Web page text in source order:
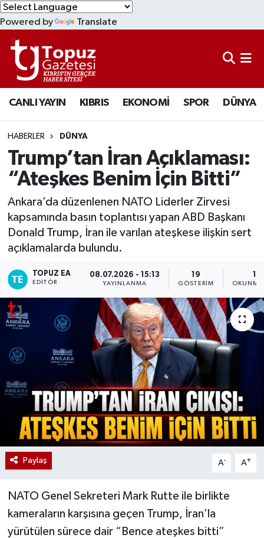
Powered by Translate
CANLI YAYIN KIBRIS EKONOMİ SPOR DÜNYA
HABERLER DÜNYA
Trump’tan İran Açıklaması:
“Ateşkes Benim İçin Bitti”
Ankara’da düzenlenen NATO Liderler Zirvesi
kapsamında basın toplantısı yapan ABD Başkanı
Donald Trump, İran ile varılan ateşkese ilişkin sert
açıklamalarda bulundu.
TOPUZ EA
EDITÖR
08.07.2026 - 15:13
YAYINLANMA
19
GÖSTERIM OKUNMA
Paylaş A- A+
NATO Genel Sekreteri Mark Rutte ile birlikte
kameraların karşısına geçen Trump, İran’la
yürütülen sürece dair “Bence ateşkes bitti”
KIBRIS
DÜNYA
EKONOMİ
MAGAZİN
SAĞLIK
SPOR
TEKNOLOJİ
Lefkoşa Nöbetçi Eczaneler
Lefkoşa Hava Durumu
Lefkoşa Trafik Yoğunluk Haritası
Süper Lig Puan Durumu ve Fikstür
Tüm Manşetler
Son Dakika Haberleri
Haber Arşivi